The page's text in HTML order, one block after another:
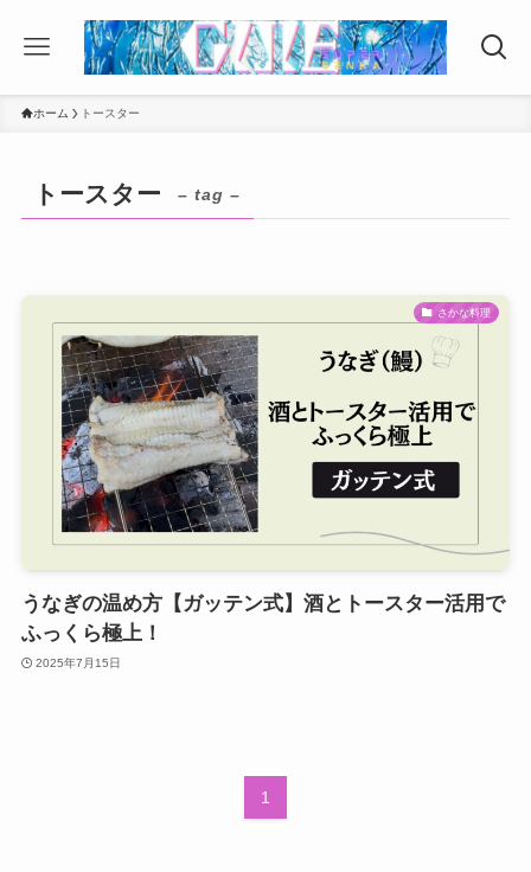
ホーム トースター
トースター – tag –
さかな料理
うなぎの温め方【ガッテン式】酒とトースター活用で
ふっくら極上！
2025年7月15日
1